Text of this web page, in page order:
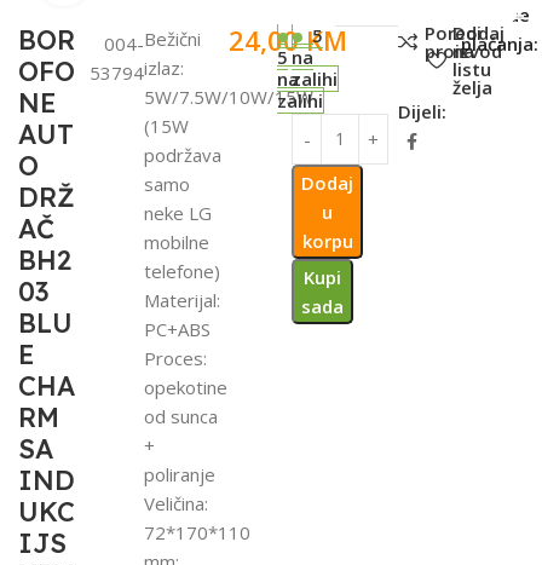
BOR
OFO
NE
AUT
O
DRŽ
AČ
BH2
03
BLU
E
CHA
RM
SA
IND
UKC
IJS
004-
53794
Bežični
izlaz:
5W/7.5W/10W/15W
(15W
podržava
samo
neke LG
mobilne
telefone)
Materijal:
PC+ABS
Proces:
opekotine
od sunca
+
poliranje
Veličina:
72*170*110
24,00KM
5
na
zalihi
5
na
zalihi
Dodaj
u
korpu
Kupi
sada
Poredi
proizvod
Dodaj
na
listu
želja
Dijeli:
Metode
plaćanja: